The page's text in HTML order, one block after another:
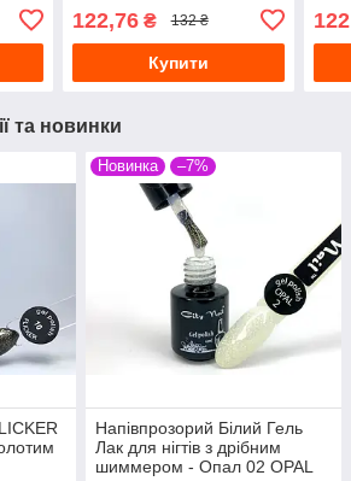
122,76₴ 132 ₴
Купити
та новинки
Новинка –7%
Напівпрозорий Білий Гель
Лак для нігтів з дрібним
шиммером - Опал 02 OPAL